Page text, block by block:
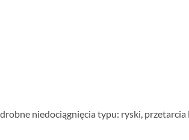
niedociągnięcia typu: ryski, przetarcia